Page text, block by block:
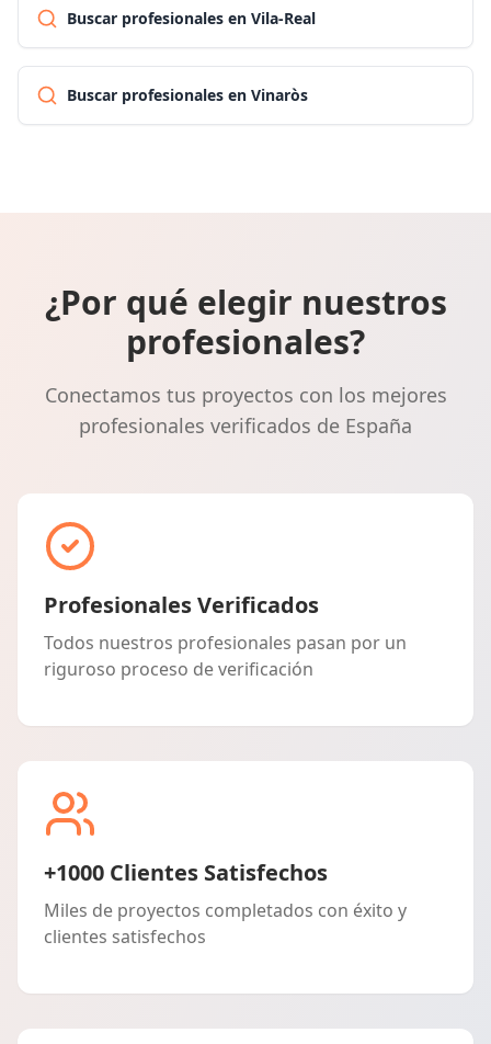
Buscar profesionales en Vila-Real
Buscar profesionales en Vinaròs
¿Por qué elegir nuestros
profesionales?
Conectamos tus proyectos con los mejores
profesionales verificados de España
Profesionales Verificados
Todos nuestros profesionales pasan por un
riguroso proceso de verificación
+1000 Clientes Satisfechos
Miles de proyectos completados con éxito y
clientes satisfechos